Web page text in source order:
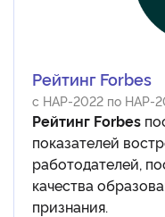
Рейтинг Forbes
с НАР-2022 по НАР-
Рейтинг Forbes
показателей
работодателей,
качества
признания.